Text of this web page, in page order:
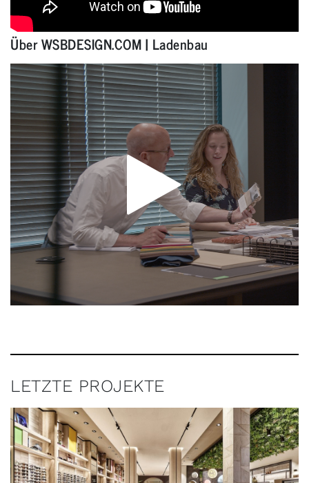
Über WSBDESIGN.COM | Ladenbau
LETZTE PROJEKTE